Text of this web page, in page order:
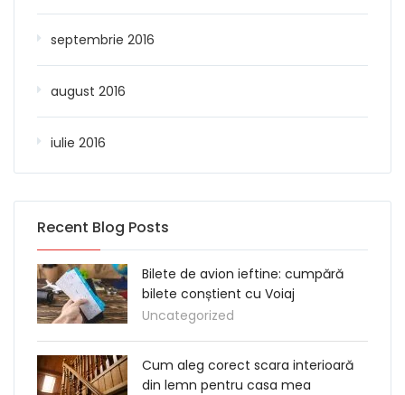
septembrie 2016
august 2016
iulie 2016
Recent Blog Posts
Bilete de avion ieftine: cumpără
bilete conștient cu Voiaj
Uncategorized
Cum aleg corect scara interioară
din lemn pentru casa mea